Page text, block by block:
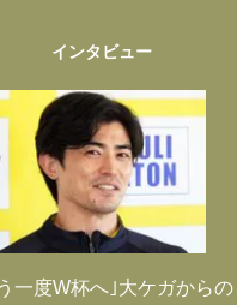
インタビュー
一度W杯へ｣大ケガからの